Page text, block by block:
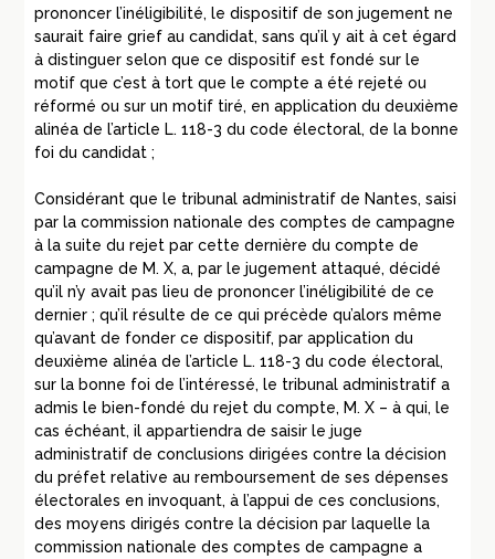
prononcer l’inéligibilité, le dispositif de son jugement ne
saurait faire grief au candidat, sans qu’il y ait à cet égard
à distinguer selon que ce dispositif est fondé sur le
motif que c’est à tort que le compte a été rejeté ou
réformé ou sur un motif tiré, en application du deuxième
alinéa de l’article L. 118-3 du code électoral, de la bonne
foi du candidat ;
Considérant que le tribunal administratif de Nantes, saisi
par la commission nationale des comptes de campagne
à la suite du rejet par cette dernière du compte de
campagne de M. X, a, par le jugement attaqué, décidé
qu’il n’y avait pas lieu de prononcer l’inéligibilité de ce
dernier ; qu’il résulte de ce qui précède qu’alors même
qu’avant de fonder ce dispositif, par application du
deuxième alinéa de l’article L. 118-3 du code électoral,
sur la bonne foi de l’intéressé, le tribunal administratif a
admis le bien-fondé du rejet du compte, M. X – à qui, le
cas échéant, il appartiendra de saisir le juge
administratif de conclusions dirigées contre la décision
du préfet relative au remboursement de ses dépenses
électorales en invoquant, à l’appui de ces conclusions,
des moyens dirigés contre la décision par laquelle la
commission nationale des comptes de campagne a